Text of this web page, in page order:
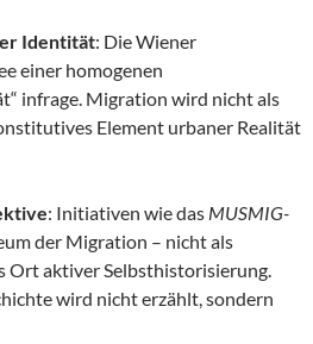
Identität: Die Wiener
einer homogenen
infrage. Migration wird nicht als
Element urbaner Realität
: Initiativen wie das MUSMIG-
der Migration – nicht als
Ort aktiver Selbsthistorisierung.
wird nicht erzählt, sondern